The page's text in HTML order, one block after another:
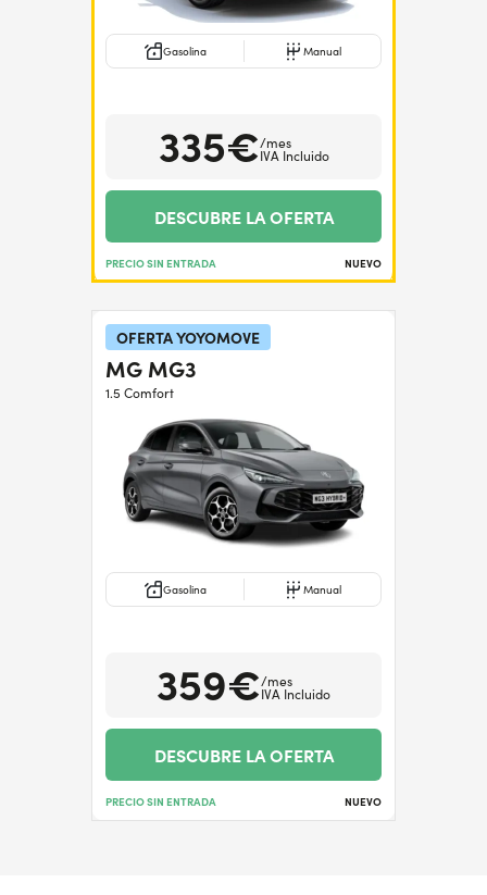
Gasolina Manual
335€/mes
IVA Incluido
DESCUBRE LA OFERTA
PRECIO SIN ENTRADA NUEVO
OFERTA YOYOMOVE
MG MG3
1.5 Comfort
Gasolina Manual
359€/mes
IVA Incluido
DESCUBRE LA OFERTA
PRECIO SIN ENTRADA NUEVO